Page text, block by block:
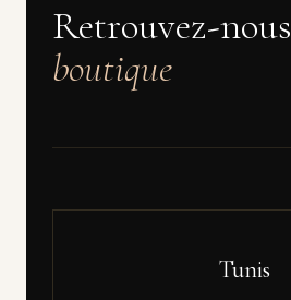
Retrouvez-nous
boutique
Tunis